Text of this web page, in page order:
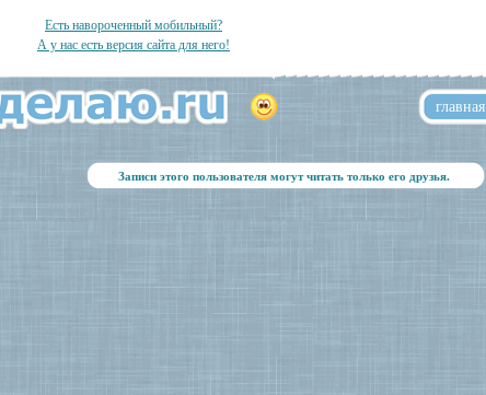
Есть навороченный мобильный?
А у нас есть версия сайта для него!
главная
Записи этого пользователя могут читать только его друзья.